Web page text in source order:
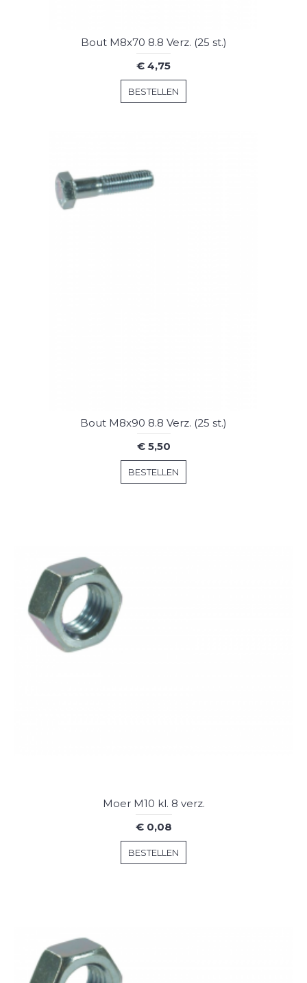
Bout M8x70 8.8 Verz. (25 st.)
€ 4,75
BESTELLEN
Bout M8x90 8.8 Verz. (25 st.)
€ 5,50
BESTELLEN
Moer M10 kl. 8 verz.
€ 0,08
BESTELLEN